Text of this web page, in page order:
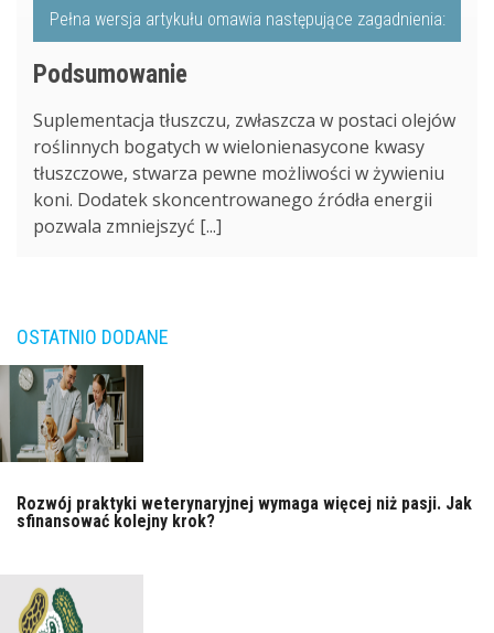
Pełna wersja artykułu omawia następujące zagadnienia:
Podsumowanie
Suplementacja tłuszczu, zwłaszcza w postaci olejów
roślinnych bogatych w wielonienasycone kwasy
tłuszczowe, stwarza pewne możliwości w żywieniu
koni. Dodatek skoncentrowanego źródła energii
pozwala zmniejszyć [...]
OSTATNIO DODANE
Rozwój praktyki weterynaryjnej wymaga więcej niż pasji. Jak
sfinansować kolejny krok?